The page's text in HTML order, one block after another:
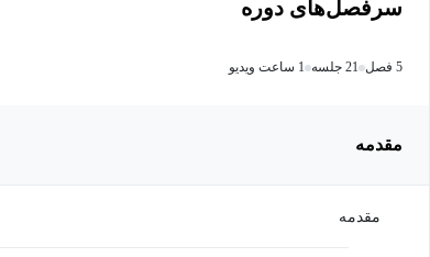
سرفصل‌های دوره
5 فصل 21 جلسه 1 ساعت ویدیو
مقدمه
مقدمه